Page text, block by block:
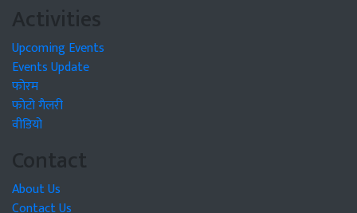
Activities
Upcoming Events
Events Update
फोरम
फोटो गैलरी
वीडियो
Contact
About Us